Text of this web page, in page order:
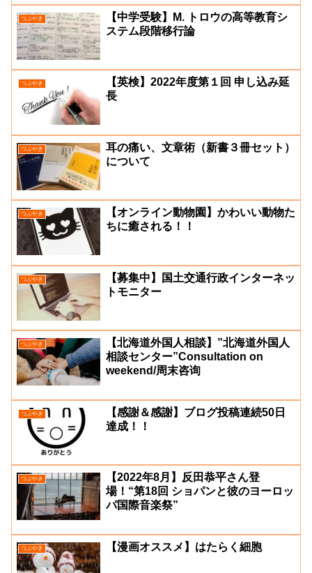
つぶやき
【中学受験】M. トロウの高等教育シ
ステム段階移行論
つぶやき
【英検】2022年度第１回 申し込み延
長
つぶやき
耳の痛い、文章術（新書３冊セット）
について
つぶやき
【オンライン動物園】かわいい動物た
ちに癒される！！
つぶやき
【募集中】国土交通行政インターネッ
トモニター
つぶやき
【北海道外国人相談】”北海道外国人
相談センター”Consultation on
weekend/周末咨询
つぶやき
【感謝＆感謝】ブログ投稿連続50日
達成！！
つぶやき
【2022年8月】反田恭平さん登
場！“第18回 ショパンと彼のヨーロッ
パ国際音楽祭”
つぶやき 【漫画オススメ】はたらく細胞